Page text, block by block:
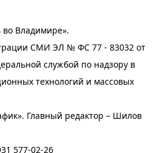
во Владимире».
СМИ ЭЛ № ФС 77 - 83032 от
службой по надзору в
технологий и массовых
Главный редактор – Шилов
577-02-26